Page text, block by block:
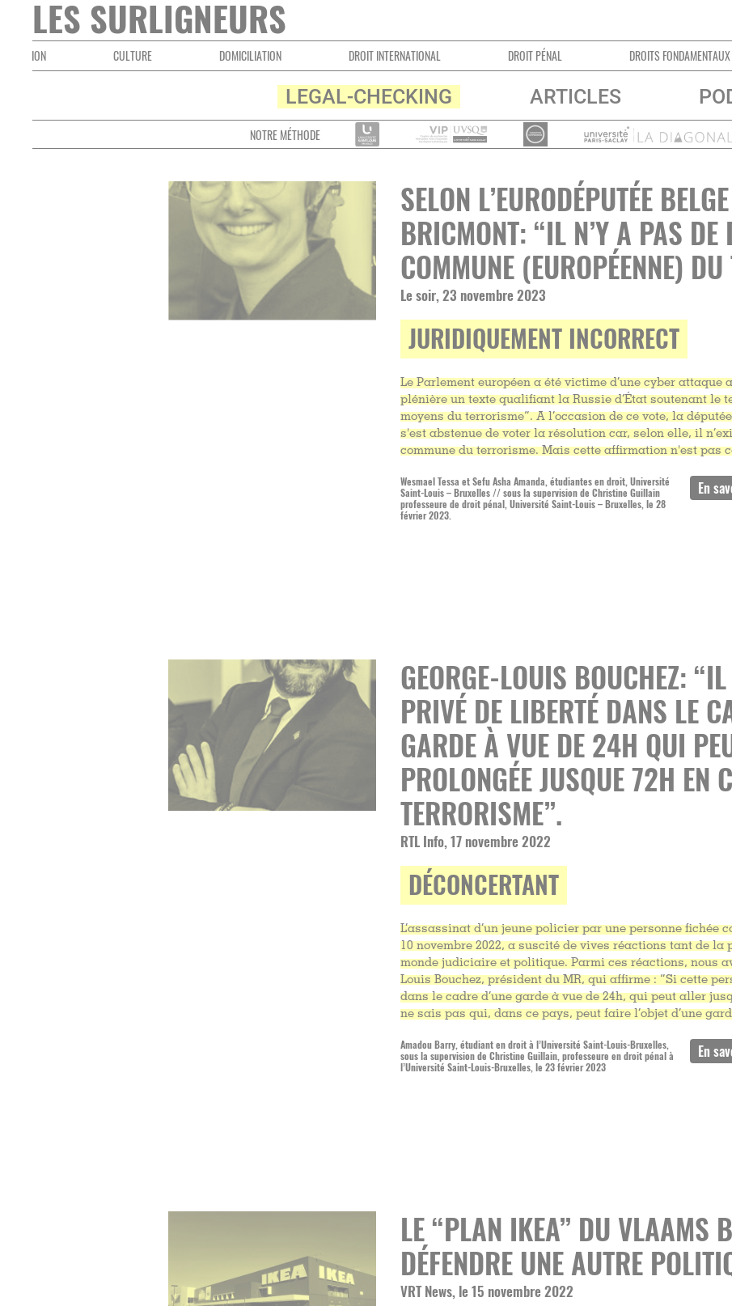
LES SURLIGNEURS
DOMICILIATION DROIT INTERNATIONAL DROIT PÉNAL DROITS FONDAMENTAUX
LEGAL-CHECKING ARTICLES
NOTRE MÉTHODE
SELON L’EURODÉPUTÉE
BRICMONT: “IL N’Y A PAS DE
COMMUNE (EUROPÉENNE)
Le soir, 23 novembre 2023
JURIDIQUEMENT INCORRECT
Le Parlement européen a été victime d’une cyber attaque
plénière un texte qualifiant la Russie d’État soutenant le
moyens du terrorisme”.A l’occasion de ce vote, la
s'est abstenue de voter la résolution car, selon elle, il
commune du terrorisme. Mais cette affirmation n'est pas
Wesmael Tessa et Sefu Asha Amanda, étudiantes en droit, Université
Saint-Louis – Bruxelles // sous la supervision de Christine Guillain
professeure de droit pénal, Université Saint-Louis – Bruxelles, le 28
février 2023.
GEORGE-LOUIS BOUCHEZ:
PRIVÉ DE LIBERTÉ DANS LE
GARDE À VUE DE 24H QUI
PROLONGÉE JUSQUE 72H EN
TERRORISME”.
RTL Info, 17 novembre 2022
DÉCONCERTANT
L’assassinat d’un jeune policier par une personne fichée
10 novembre 2022, a suscité de vives réactions tant de
monde judiciaire et politique. Parmi ces réactions, nous
Louis Bouchez, président du MR, qui affirme : “Si cette
dans le cadre d’une garde à vue de 24h, qui peut aller
ne sais pas qui, dans ce pays, peut faire l’objet d’une
Amadou Barry, étudiant en droit à l’Université Saint-Louis-Bruxelles,
sous la supervision de Christine Guillain, professeure en droit pénal à
l’Université Saint-Louis-Bruxelles, le 23 février 2023
LE “PLAN IKEA” DU VLAAMS
DÉFENDRE UNE AUTRE
VRT News, le 15 novembre 2022